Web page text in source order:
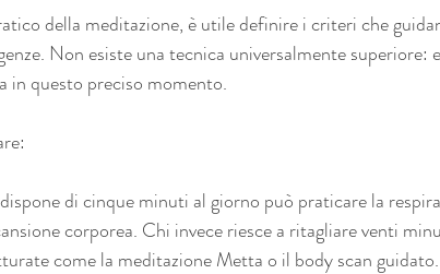
della meditazione, è utile definire i criteri che
Non esiste una tecnica universalmente superiore:
in questo preciso momento.
di cinque minuti al giorno può praticare la
corporea. Chi invece riesce a ritagliare venti
come la meditazione Metta o il body scan guidato.